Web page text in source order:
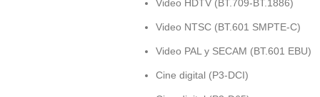
Video HDTV (BT.709-BT.1886)
Video NTSC (BT.601 SMPTE-C)
Video PAL y SECAM (BT.601 EBU)
Cine digital (P3-DCI)